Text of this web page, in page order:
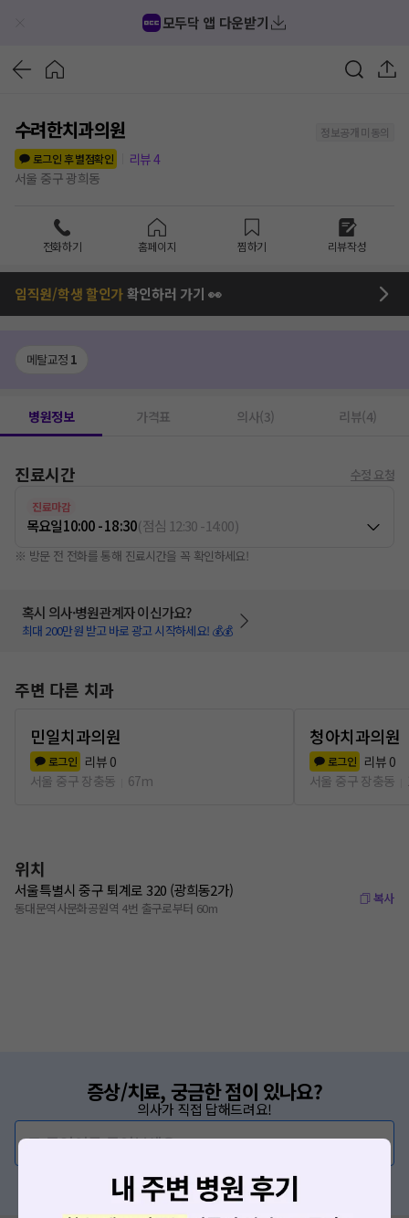
모두닥 앱 다운받기
수려한치과의원
정보공개 미동의
로그인 후 별점확인
리뷰4
서울 중구 광희동
전화하기 홈페이지 찜하기 리뷰작성
임직원/학생 할인가확인하러 가기 👀
메탈교정 1
병원정보 가격표 의사(3) 리뷰(4)
진료시간 수정 요청
진료마감
목요일10:00 - 18:30(점심 12:30-14:00)
※ 방문 전 전화를 통해 진료시간을 꼭 확인하세요!
혹시 의사·병원관계자 이신가요?
최대 200만원 받고 바로 광고 시작하세요! 💰💰
주변 다른 치과
민일치과의원
로그인 리뷰 0
서울 중구 장충동
67m
청아치과의원
로그인 리뷰 0
서울 중구 장충동
위치
서울특별시 중구 퇴계로 320 (광희동2가)
동대문역사문화공원역 4번 출구로부터 60m
복사
증상/치료, 궁금한 점이 있나요?
의사가 직접 답해드려요!
💬 무엇이든 물어보세요
혹은, 의료상담 서비스에 다양한 게시글 보러가기